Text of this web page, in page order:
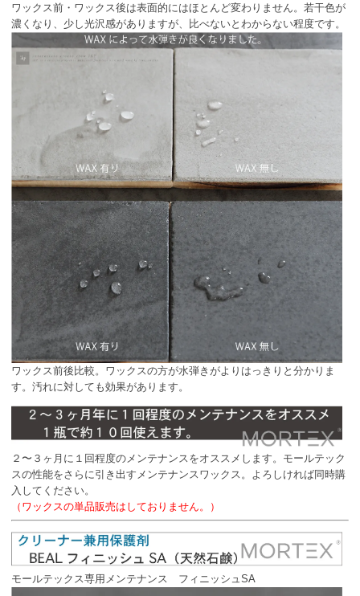
ワックス前・ワックス後は表面的にはほとんど変わりません。若干色が
濃くなり、少し光沢感がありますが、比べないとわからない程度です。
ワックス前後比較。ワックスの方が水弾きがよりはっきりと分かりま
す。汚れに対しても効果があります。
２〜３ヶ月に１回程度のメンテナンスをオススメします。モールテック
スの性能をさらに引き出すメンテナンスワックス。よろしければ同時購
入してください。
（ワックスの単品販売はしておりません。）
モールテックス専用メンテナンス フィニッシュSA